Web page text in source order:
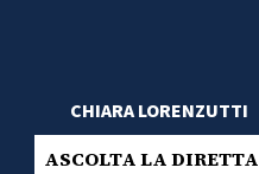
CHIARA LORENZUTTI
ASCOLTA LA DIRETTA